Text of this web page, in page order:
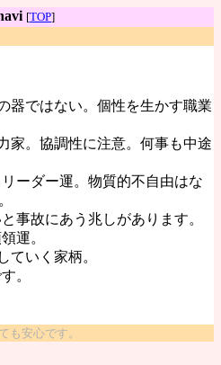
[TOP]
器ではない。個性を生かす職業
家。協調性に注意。何事も中途
ーダー運。物質的不自由はな
事故にあう兆しがあります。
運。
いく家柄。
。
も安心です。